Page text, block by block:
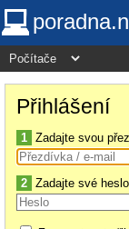
Přihlášení
1 Zadajte svou
2 Zadajte své